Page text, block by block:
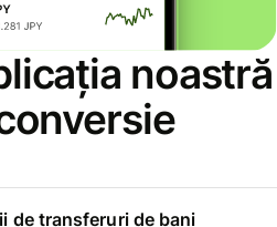
noastră
de transferuri de bani